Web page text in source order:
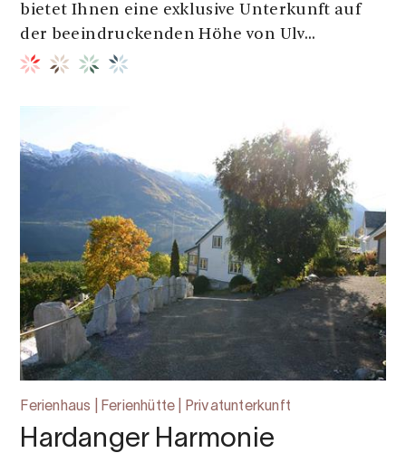
bietet Ihnen eine exklusive Unterkunft auf
der beeindruckenden Höhe von Ulv...
Ferienhaus | Ferienhütte | Privatunterkunft
Hardanger Harmonie